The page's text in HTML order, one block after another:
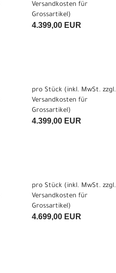
Versandkosten für
Grossartikel)
4.399,00 EUR
pro Stück (inkl. MwSt. zzgl.
Versandkosten für
Grossartikel)
4.399,00 EUR
pro Stück (inkl. MwSt. zzgl.
Versandkosten für
Grossartikel)
4.699,00 EUR